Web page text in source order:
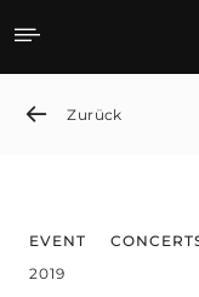
RCF
Zurück
EVENT
2019